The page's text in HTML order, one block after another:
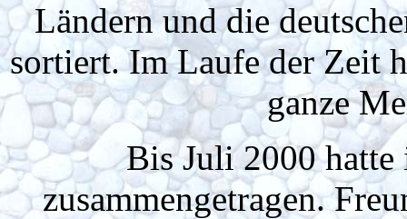
Ländern und die
sortiert. Im Laufe der Zeit
ganze
Bis Juli 2000
zusammengetragen.